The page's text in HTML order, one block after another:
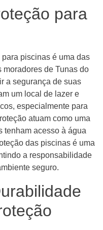
para
piscinas é uma das
moradores de Tunas do
a segurança de suas
um local de lazer e
especialmente para
atuam como uma
tenham acesso à água
das piscinas é uma
a responsabilidade
seguro.